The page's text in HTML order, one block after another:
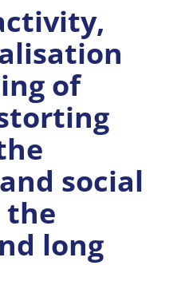
of
social
the
long